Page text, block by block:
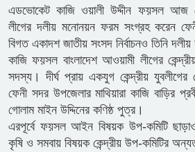
এডভোকেট কাজি ওয়ালী উদ্দীন ফয়সল আজ
লীগের দলীয় মনোনয়ন ফরম সংগ্রহ করেন
বিগত একাদশ জাতীয় সংসদ নির্বাচনও তিনি
কাজি ফয়সল বাংলাদেশ আওয়ামী লীগের
সদস্য। দীর্ঘ প্রায় একযুগ কেন্দ্রীয়
ফেনী সদর উপজেলার মাথিয়ারা কাজি বাড়ির
গোলাম মাইন উদ্দিনের কণিষ্ঠ পুত্র।
এরপূর্বে ফয়সল আইন বিষয়ক উপ-কমিটি ছাড়াও
কৃষি ও সমবায় বিষয়ক কেন্দ্রীয় উপ-কমিটির